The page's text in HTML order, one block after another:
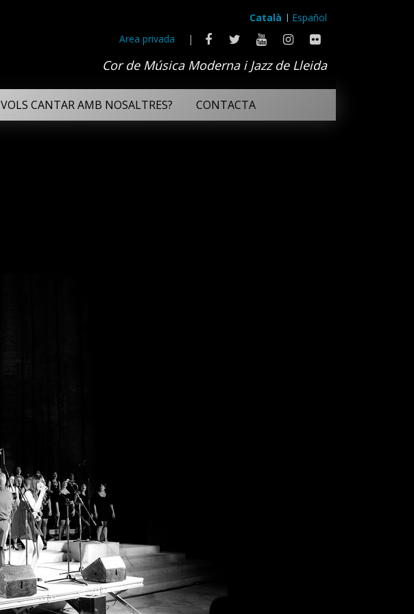
Català
Español
Area privada
|
Cor de Música Moderna i Jazz de Lleida
VOLS CANTAR AMB NOSALTRES? CONTACTA